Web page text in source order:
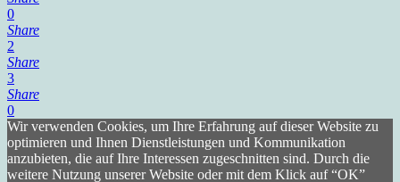
0
Share
2
Share
3
Share
0
Wir verwenden Cookies, um Ihre Erfahrung auf dieser Website zu
optimieren und Ihnen Dienstleistungen und Kommunikation
anzubieten, die auf Ihre Interessen zugeschnitten sind. Durch die
weitere Nutzung unserer Website oder mit dem Klick auf “OK”